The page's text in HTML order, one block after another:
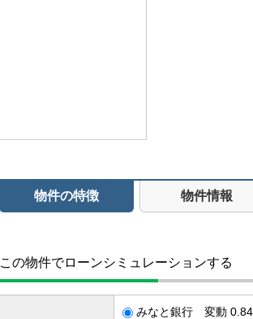
物件の特徴 物件情報
この物件でローンシミュレーションする
みなと銀行 変動